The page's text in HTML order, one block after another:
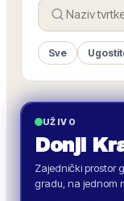
Sve
UŽIVO
Donji
Zajednički prostor
gradu, na jednom